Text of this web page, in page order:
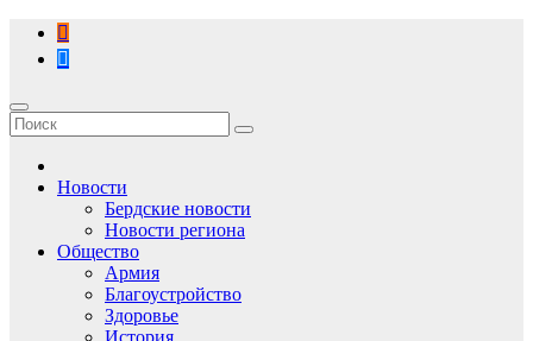
Перейти
содержимому
Новости
Бердские новости
Новости региона
Общество
Армия
Благоустройство
Здоровье
История